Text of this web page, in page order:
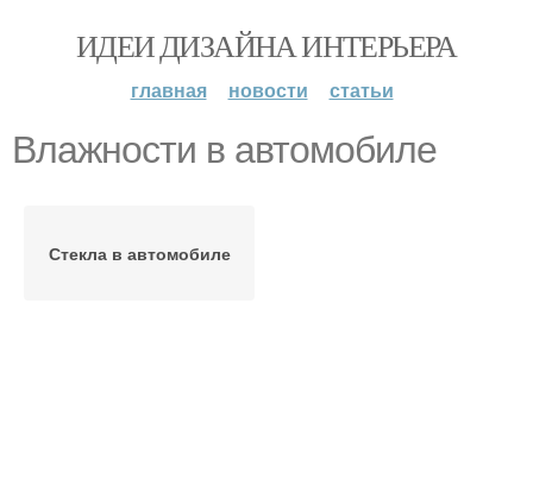
ИДЕИ ДИЗАЙНА ИНТЕРЬЕРА
главная новости статьи
Влажности в автомобиле
Стекла в автомобиле